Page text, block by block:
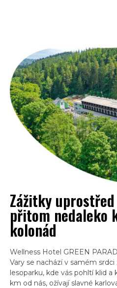
Zážitky
přitom nedaleko
kolonád
Wellness Hotel GREEN
Vary se nachází v samém
lesoparku, kde vás pohltí klid
km od nás, ožívají slavné